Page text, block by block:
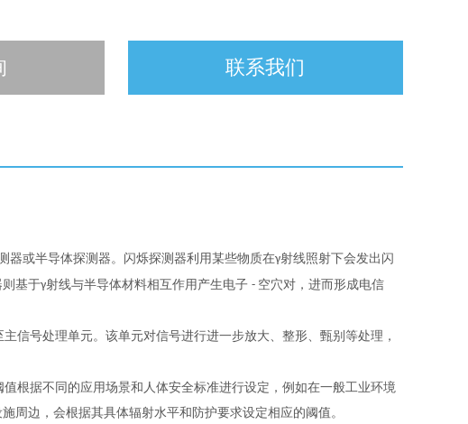
联系我们
器或半导体探测器。闪烁探测器利用某些物质在γ射线照射下会发出闪
基于γ射线与半导体材料相互作用产生电子 - 空穴对，进而形成电信
信号处理单元。该单元对信号进行进一步放大、整形、甄别等处理，
根据不同的应用场景和人体安全标准进行设定，例如在一般工业环境
周边，会根据其具体辐射水平和防护要求设定相应的阈值。